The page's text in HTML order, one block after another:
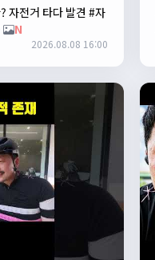
자전거 타다 발견 #자
N
2026.08.08 16:00